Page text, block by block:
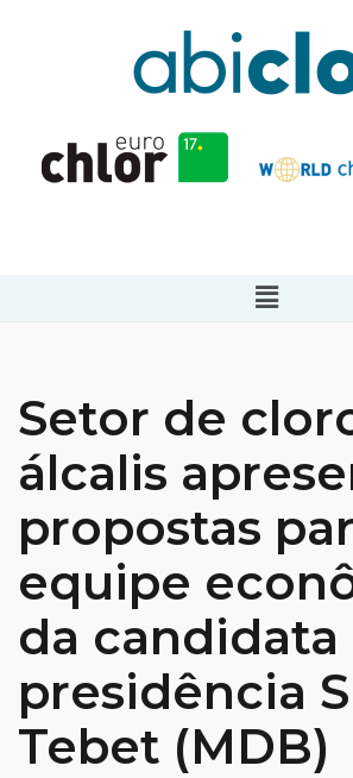
Setor de
álcalis
propostas
equipe
da candidata
presidência
Tebet (MDB)